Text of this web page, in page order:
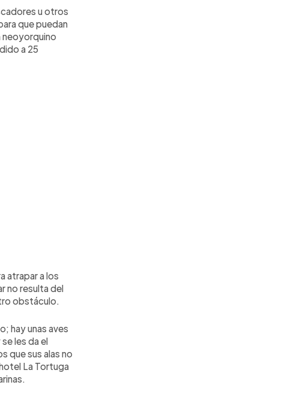
u otros
que puedan
neoyorquino
a 25
atrapar a los
no resulta del
obstáculo.
hay unas aves
les da el
que sus alas no
La Tortuga